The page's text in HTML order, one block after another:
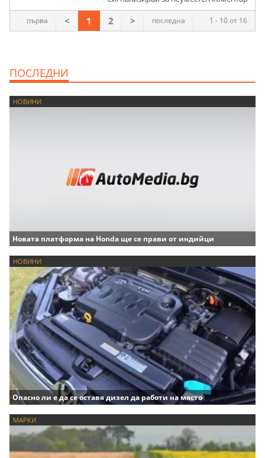
1 - 10 от 16
първа < 1 2 > последна
ПОСЛЕДНИ
НОВИНИ
Новата платформа на Honda ще се прави от индийци
НОВИНИ
Опасно ли е да се оставя дизел да работи на място
МАРКИ